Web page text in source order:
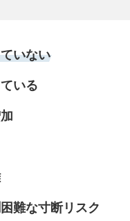
いない
いる
難な寸断リスク